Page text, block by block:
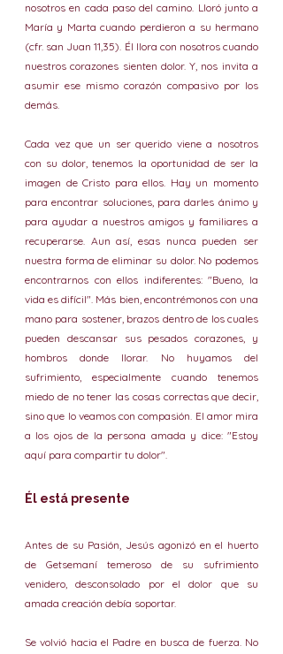
nosotros en cada paso del camino. Lloró junto a
María y Marta cuando perdieron a su hermano
(cfr. san Juan 11,35). Él llora con nosotros cuando
nuestros corazones sienten dolor. Y, nos invita a
asumir ese mismo corazón compasivo por los
demás.
Cada vez que un ser querido viene a nosotros
con su dolor, tenemos la oportunidad de ser la
imagen de Cristo para ellos. Hay un momento
para encontrar soluciones, para darles ánimo y
para ayudar a nuestros amigos y familiares a
recuperarse. Aun así, esas nunca pueden ser
nuestra forma de eliminar su dolor. No podemos
encontrarnos con ellos indiferentes: "Bueno, la
vida es difícil". Más bien, encontrémonos con una
mano para sostener, brazos dentro de los cuales
pueden descansar sus pesados ​​corazones, y
hombros donde llorar. No huyamos del
sufrimiento, especialmente cuando tenemos
miedo de no tener las cosas correctas que decir,
sino que lo veamos con compasión. El amor mira
a los ojos de la persona amada y dice: "Estoy
aquí para compartir tu dolor".
Él está presente
Antes de su Pasión, Jesús agonizó en el huerto
de Getsemaní temeroso de su sufrimiento
venidero, desconsolado por el dolor que su
amada creación debía soportar.
Se volvió hacia el Padre en busca de fuerza. No